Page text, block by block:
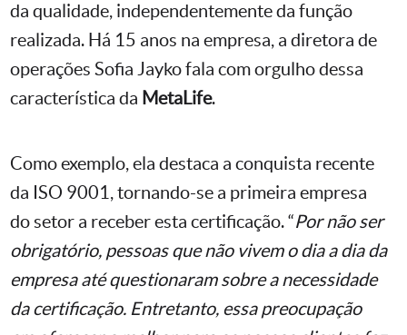
da qualidade, independentemente da função
realizada. Há 15 anos na empresa, a diretora de
operações Sofia Jayko fala com orgulho dessa
característica da MetaLife.
Como exemplo, ela destaca a conquista recente
da ISO 9001, tornando-se a primeira empresa
do setor a receber esta certificação. “Por não ser
obrigatório, pessoas que não vivem o dia a dia da
empresa até questionaram sobre a necessidade
da certificação. Entretanto, essa preocupação